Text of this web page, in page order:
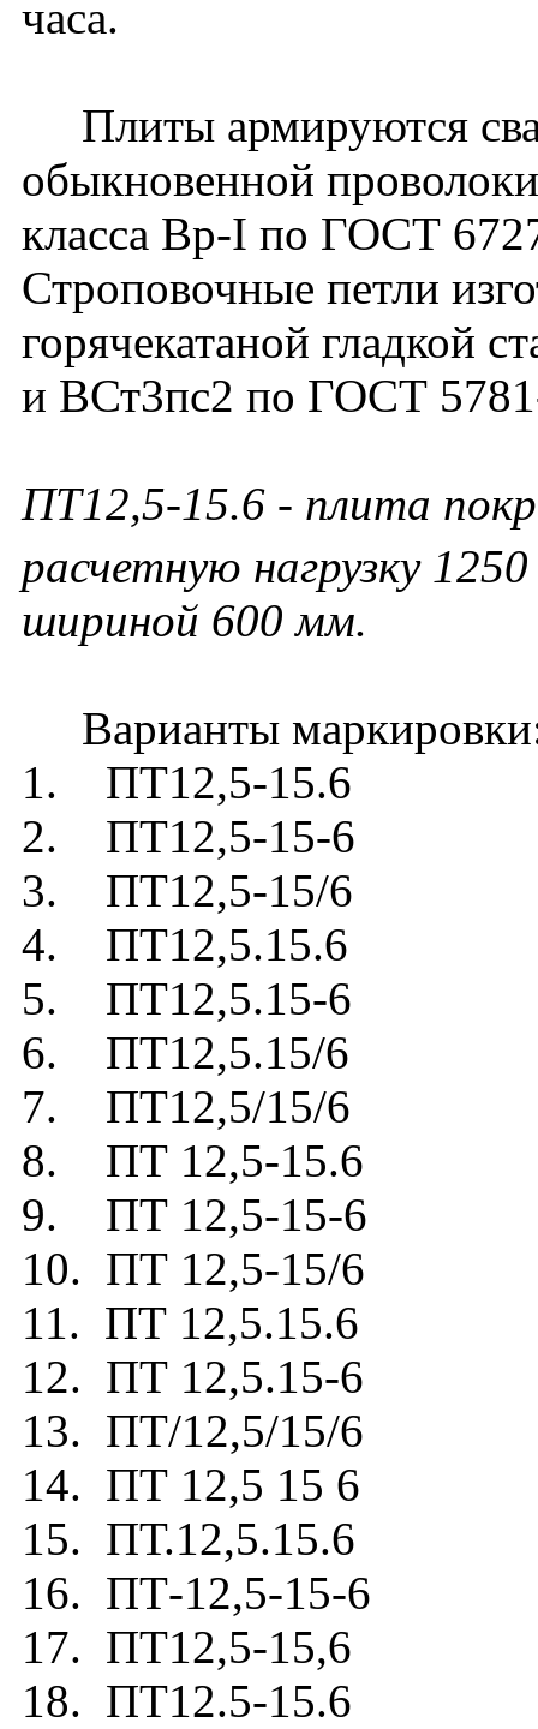
часа.
Плиты армируются
обыкновенной
класса Вр-I по ГОСТ
Строповочные петли
горячекатаной гладкой
и ВСт3пс2 по ГОСТ
ПТ12,5-15.6 - плита
расчетную нагрузку
шириной 600 мм.
Варианты
1. ПТ12,5-15.6
2. ПТ12,5-15-6
3. ПТ12,5-15/6
4. ПТ12,5.15.6
5. ПТ12,5.15-6
6. ПТ12,5.15/6
7. ПТ12,5/15/6
8. ПТ 12,5-15.6
9. ПТ 12,5-15-6
10. ПТ 12,5-15/6
11. ПТ 12,5.15.6
12. ПТ 12,5.15-6
13. ПТ/12,5/15/6
14. ПТ 12,5 15 6
15. ПТ.12,5.15.6
16. ПТ-12,5-15-6
17. ПТ12,5-15,6
18. ПТ12.5-15.6